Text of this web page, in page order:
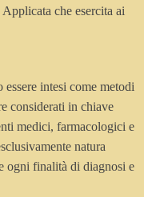
che esercita ai
intesi come metodi
considerati in chiave
medici, farmacologici e
natura
ogni finalità di diagnosi e